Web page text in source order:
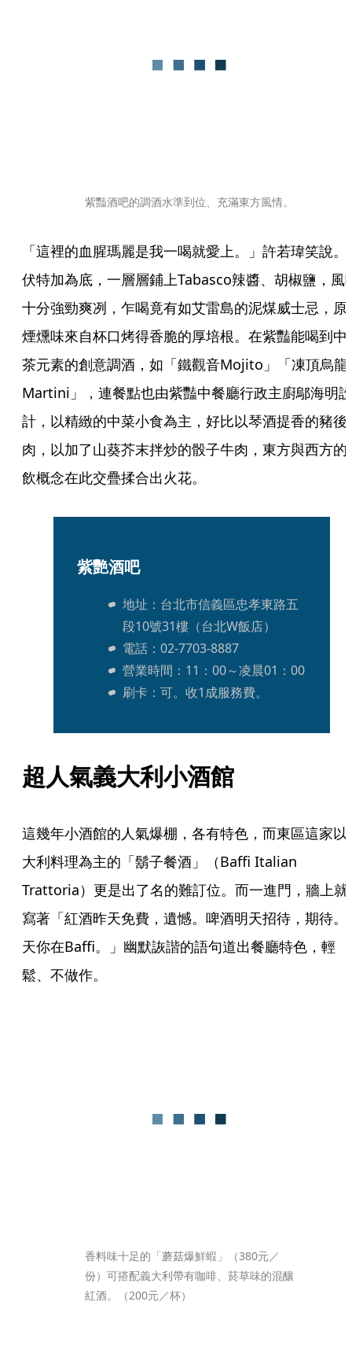
紫豔酒吧的調酒水準到位、充滿東方風情。
「這裡的血腥瑪麗是我一喝就愛上。」許若瑋笑說。
伏特加為底，一層層鋪上Tabasco辣醬、胡椒鹽，風
十分強勁爽冽，乍喝竟有如艾雷島的泥煤威士忌，原
煙燻味來自杯口烤得香脆的厚培根。在紫豔能喝到中
茶元素的創意調酒，如「鐵觀音Mojito」「凍頂烏龍
Martini」，連餐點也由紫豔中餐廳行政主廚鄔海明設
計，以精緻的中菜小食為主，好比以琴酒提香的豬後
肉，以加了山葵芥末拌炒的骰子牛肉，東方與西方的
飲概念在此交疊揉合出火花。
紫艷酒吧
地址：台北市信義區忠孝東路五
段10號31樓（台北W飯店）
電話：02-7703-8887
營業時間：11：00～凌晨01：00
刷卡：可。收1成服務費。
超人氣義大利小酒館
這幾年小酒館的人氣爆棚，各有特色，而東區這家以
大利料理為主的「鬍子餐酒」（Baffi Italian
Trattoria）更是出了名的難訂位。而一進門，牆上就
寫著「紅酒昨天免費，遺憾。啤酒明天招待，期待。
天你在Baffi。」幽默詼諧的語句道出餐廳特色，輕
鬆、不做作。
香料味十足的「蘑菇爆鮮蝦」（380元／
份）可搭配義大利帶有咖啡、菸草味的混釀
紅酒。（200元／杯）